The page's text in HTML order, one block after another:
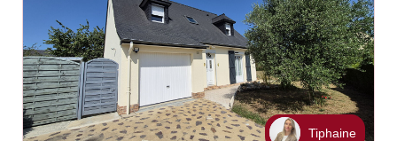
Tiphaine